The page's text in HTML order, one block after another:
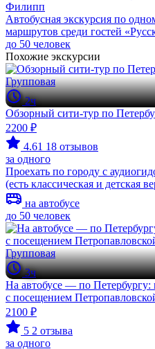
Филипп
Автобусная экскурсия по
маршрутов среди гостей
до 50 человек
Похожие экскурсии
Групповая
2ч
Обзорный сити-тур по
2200 ₽
4.61 18 отзывов
за одного
Проехать по городу с
(есть классическая и детская
на автобусе
до 50 человек
Групповая
3ч
На автобусе — по Петербургу:
с посещением
2100 ₽
5 2 отзыва
за одного